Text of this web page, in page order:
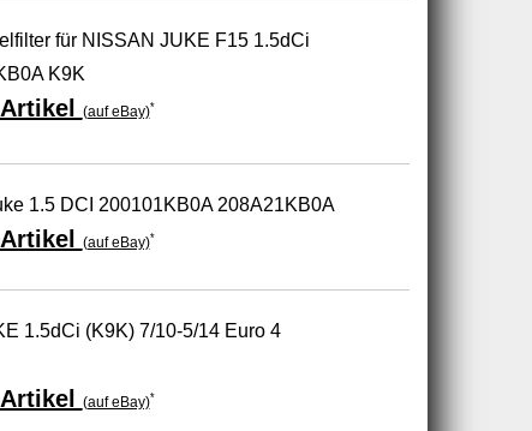
für NISSAN JUKE F15 1.5dCi
K9K
(auf eBay)*
1.5 DCI 200101KB0A 208A21KB0A
(auf eBay)*
1.5dCi (K9K) 7/10-5/14 Euro 4
(auf eBay)*